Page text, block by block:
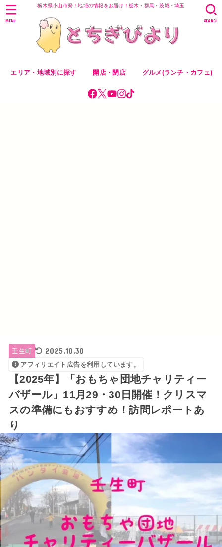
栃木県小山市発！地域の情報をお届け！栃木・群馬・茨城・埼玉
エリア・地域別に探す 開店・閉店 グルメ(ランチ・カフェ)
SEARCH
MENU
壬生町 2025.10.30
アフィリエイト広告を利用しています。
【2025年】「おもちゃ団地チャリティー
バザール」11月29・30日開催！クリスマ
スの準備にもおすすめ！訪問レポートあ
り